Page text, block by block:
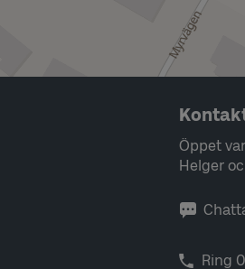
Öppet
Helger
Ring